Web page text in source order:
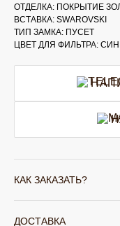
ОТДЕЛКА: ПОКРЫТИЕ
ВСТАВКА: SWAROVSKI
ТИП ЗАМКА: ПУСЕТ
ЦВЕТ ДЛЯ ФИЛЬТРА:
КАК ЗАКАЗАТЬ?
ДОСТАВКА